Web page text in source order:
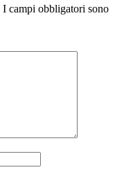
I campi obbligatori sono